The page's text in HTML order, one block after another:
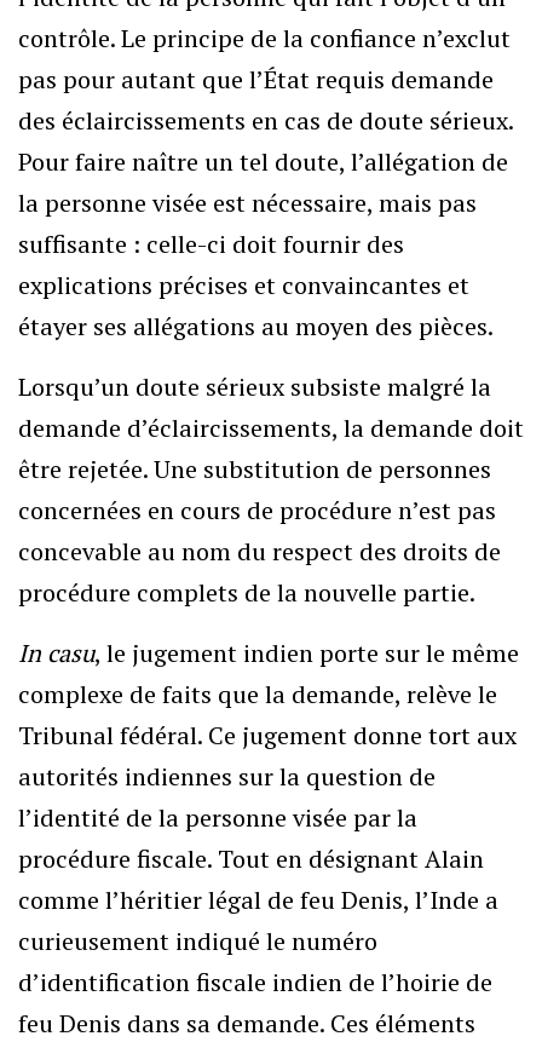
contrôle. Le principe de la confiance n’exclut
pas pour autant que l’État requis demande
des éclaircissements en cas de doute sérieux.
Pour faire naître un tel doute, l’allégation de
la personne visée est nécessaire, mais pas
suffisante : celle-ci doit fournir des
explications précises et convaincantes et
étayer ses allégations au moyen des pièces.
Lorsqu’un doute sérieux subsiste malgré la
demande d’éclaircissements, la demande doit
être rejetée. Une substitution de personnes
concernées en cours de procédure n’est pas
concevable au nom du respect des droits de
procédure complets de la nouvelle partie.
In casu, le jugement indien porte sur le même
complexe de faits que la demande, relève le
Tribunal fédéral. Ce jugement donne tort aux
autorités indiennes sur la question de
l’identité de la personne visée par la
procédure fiscale. Tout en désignant Alain
comme l’héritier légal de feu Denis, l’Inde a
curieusement indiqué le numéro
d’identification fiscale indien de l’hoirie de
feu Denis dans sa demande. Ces éléments